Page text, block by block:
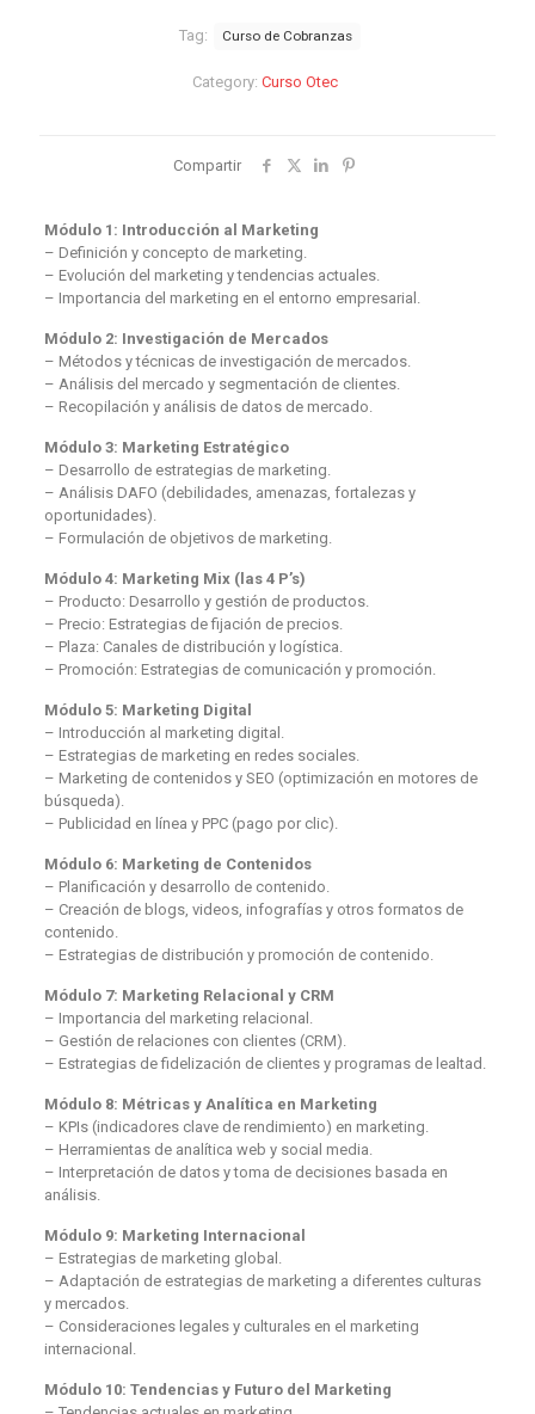
Category: Curso Otec
Tag: Curso de Cobranzas
Compartir
Módulo 1: Introducción al Marketing
– Definición y concepto de marketing.
– Evolución del marketing y tendencias actuales.
– Importancia del marketing en el entorno empresarial.
Módulo 2: Investigación de Mercados
– Métodos y técnicas de investigación de mercados.
– Análisis del mercado y segmentación de clientes.
– Recopilación y análisis de datos de mercado.
Módulo 3: Marketing Estratégico
– Desarrollo de estrategias de marketing.
– Análisis DAFO (debilidades, amenazas, fortalezas y
oportunidades).
– Formulación de objetivos de marketing.
Módulo 4: Marketing Mix (las 4 P’s)
– Producto: Desarrollo y gestión de productos.
– Precio: Estrategias de fijación de precios.
– Plaza: Canales de distribución y logística.
– Promoción: Estrategias de comunicación y promoción.
Módulo 5: Marketing Digital
– Introducción al marketing digital.
– Estrategias de marketing en redes sociales.
– Marketing de contenidos y SEO (optimización en motores de
búsqueda).
– Publicidad en línea y PPC (pago por clic).
Módulo 6: Marketing de Contenidos
– Planificación y desarrollo de contenido.
– Creación de blogs, videos, infografías y otros formatos de
contenido.
– Estrategias de distribución y promoción de contenido.
Módulo 7: Marketing Relacional y CRM
– Importancia del marketing relacional.
– Gestión de relaciones con clientes (CRM).
– Estrategias de fidelización de clientes y programas de lealtad.
Módulo 8: Métricas y Analítica en Marketing
– KPIs (indicadores clave de rendimiento) en marketing.
– Herramientas de analítica web y social media.
– Interpretación de datos y toma de decisiones basada en
análisis.
Módulo 9: Marketing Internacional
– Estrategias de marketing global.
– Adaptación de estrategias de marketing a diferentes culturas
y mercados.
– Consideraciones legales y culturales en el marketing
internacional.
Módulo 10: Tendencias y Futuro del Marketing